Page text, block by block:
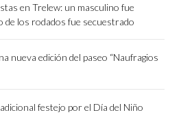
en Trelew: un masculino fue
de los rodados fue secuestrado
nueva edición del paseo “Naufragios
festejo por el Día del Niño